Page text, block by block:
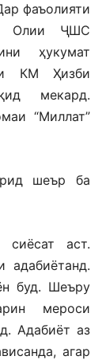
фаъолияти
Олии ҶШС
ҳукумат
КМ Ҳизби
мекард.
“Миллат”
шеър ба
аст.
адабиётанд.
буд. Шеъру
мероси
Адабиёт аз
агар